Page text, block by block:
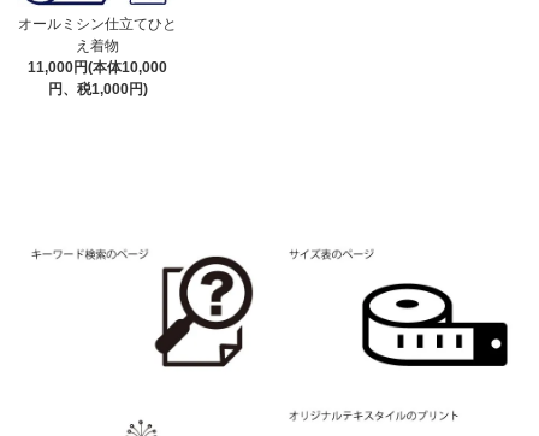
オールミシン仕立てひと
え着物
11,000円(本体10,000
円、税1,000円)